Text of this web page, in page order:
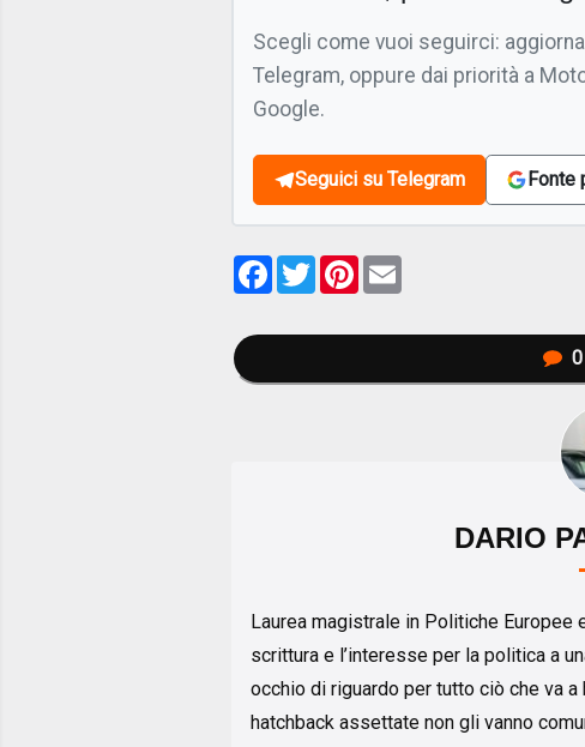
Scegli come vuoi seguirci:
Telegram, oppure dai priorità a
Google.
Seguici su Telegram Fonte
Facebook
TwitterPinterest
0
DARIO
Laurea magistrale in Politiche Europee
scrittura e l’interesse per la politica a
occhio di riguardo per tutto ciò che va
hatchback assettate non gli vanno